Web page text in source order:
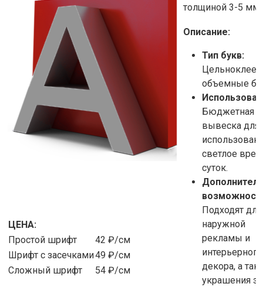
ЦЕНА:
Простой шрифт
42 ₽/см
Шрифт с засечками49 ₽/см
Сложный шрифт
54 ₽/см
толщиной 3-5 мм
Описание:
Тип букв:
объемные
Бюджетная
вывеска для
светлое
суток.
Подходят для
наружной
рекламы и
интерьерного
декора, а
украшения